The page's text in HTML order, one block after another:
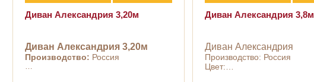
Диван Александрия 3,20м
Диван Александрия 3,20м
Производство: Россия
…
Диван Александрия 3,8м
Диван Александрия
Производство: Россия
Цвет:…